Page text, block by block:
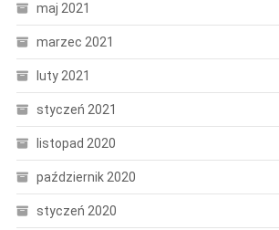
maj 2021
marzec 2021
luty 2021
styczeń 2021
listopad 2020
październik 2020
styczeń 2020